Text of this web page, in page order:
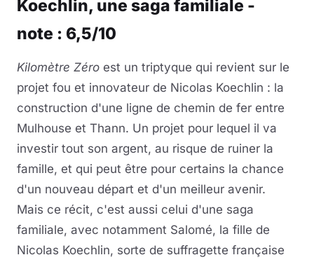
Koechlin, une saga familiale -
note : 6,5/10
Kilomètre Zéro est un triptyque qui revient sur le
projet fou et innovateur de Nicolas Koechlin : la
construction d'une ligne de chemin de fer entre
Mulhouse et Thann. Un projet pour lequel il va
investir tout son argent, au risque de ruiner la
famille, et qui peut être pour certains la chance
d'un nouveau départ et d'un meilleur avenir.
Mais ce récit, c'est aussi celui d'une saga
familiale, avec notamment Salomé, la fille de
Nicolas Koechlin, sorte de suffragette française